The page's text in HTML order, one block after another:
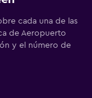
cada una de las
de Aeropuerto
y el número de